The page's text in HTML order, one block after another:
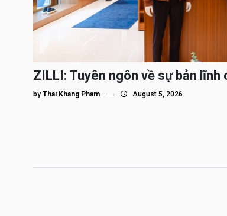
ZILLI: Tuyên ngôn về sự bản lĩnh
by Thai Khang Pham August 5, 2026